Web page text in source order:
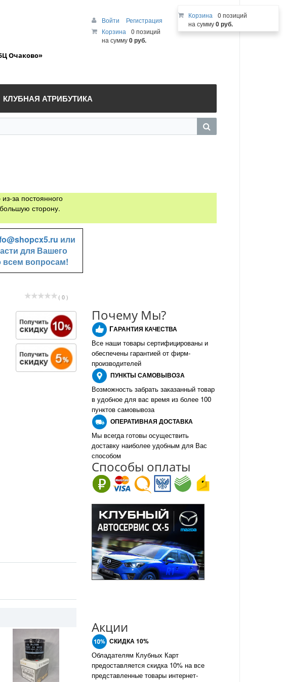
Очаково»
Войти
Регистрация
Корзина
0 позиций
на сумму0 руб.
КЛУБНАЯ АТРИБУТИКА
за постоянного
сторону.
или
для Вашего
всем вопросам!
( 0 )
Почему Мы?
ГАРАНТИЯ КАЧЕСТВА
Все наши товары сертифицированы и
обеспечены гарантией от фирм-
производителей
ПУНКТЫ САМОВЫВОЗА
Возможность забрать заказанный товар
в удобное для вас время из более 100
пунктов самовывоза
ОПЕРАТИВНАЯ ДОСТАВКА
Мы всегда готовы осуществить
доставку наиболее удобным для Вас
способом
Способы оплаты
Корзина
0 позиций
на сумму0 руб.
Акции
СКИДКА 10%
Обладателям Клубных Карт
предоставляется скидка 10% на все
представленные товары интернет-